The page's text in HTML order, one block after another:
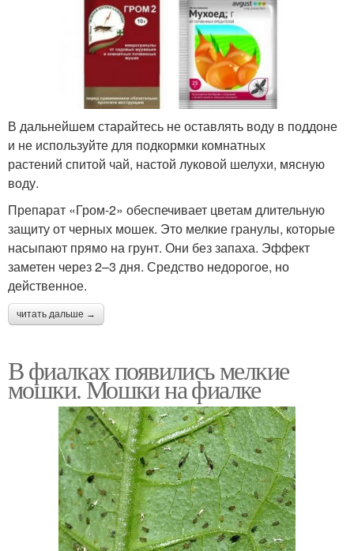
В дальнейшем старайтесь не оставлять воду в поддоне
и не используйте для подкормки комнатных
растений спитой чай, настой луковой шелухи, мясную
воду.
Препарат «Гром-2» обеспечивает цветам длительную
защиту от черных мошек. Это мелкие гранулы, которые
насыпают прямо на грунт. Они без запаха. Эффект
заметен через 2–3 дня. Средство недорогое, но
действенное.
читать дальше →
В фиалках появились мелкие
мошки. Мошки на фиалке